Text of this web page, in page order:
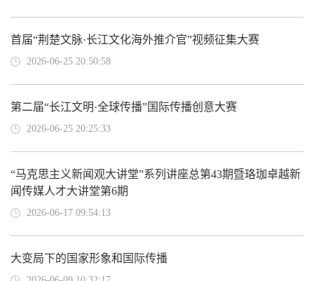
首届“荆楚文脉·长江文化海外推介官”视频征集大赛
2026-06-25 20:50:58
第二届“长江文明·全球传播”国际传播创意大赛
2026-06-25 20:25:33
“马克思主义新闻观大讲堂”系列讲座总第43期暨珞珈卓越新
闻传媒人才大讲堂第6期
2026-06-17 09:54:13
大变局下的国家形象和国际传播